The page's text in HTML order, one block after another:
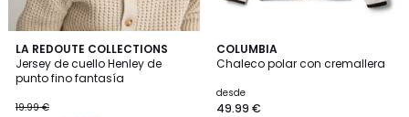
LA REDOUTE COLLECTIONS
Jersey de cuello Henley de
punto fino fantasía
19.99 €
4,3
/ 5
COLUMBIA
Chaleco polar con cremallera
desde
49.99 €